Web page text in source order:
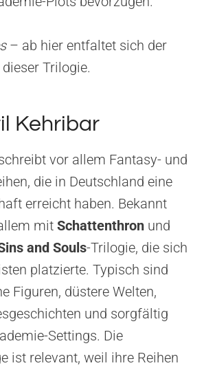
– ab hier entfaltet sich der
Trilogie.
Kehribar
vor allem Fantasy- und
die in Deutschland eine
erreicht haben. Bekannt
mit Schattenthron und
and Souls-Trilogie, die sich
platzierte. Typisch sind
Figuren, düstere Welten,
und sorgfältig
Settings. Die
ist relevant, weil ihre Reihen